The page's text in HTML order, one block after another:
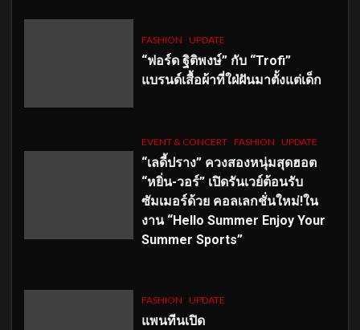
FASHION UPDATE
“ฟอร์ด ฐิติพงษ์” กับ “Trofi”
แบรนด์เสื้อผ้าที่ใฝ่ฝันมาตั้งแต่เด็ก
EVENT & CONCERT FASHION UPDATE
“เลดี้ปราง” ควงสองหนุ่มสุดฮอต
“หยิ่น-วอร์” เปิดรันเวย์ต้อนรับ
ซัมเมอร์ด้วย คอลเลกชั่นใหม่!ใน
งาน “Hello Summer Enjoy Your
Summer Sports”
FASHION UPDATE
แพนทีนเปิด